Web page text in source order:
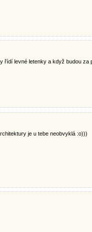
řídí levné letenky a když budou
je u tebe neobvyklá :o)))